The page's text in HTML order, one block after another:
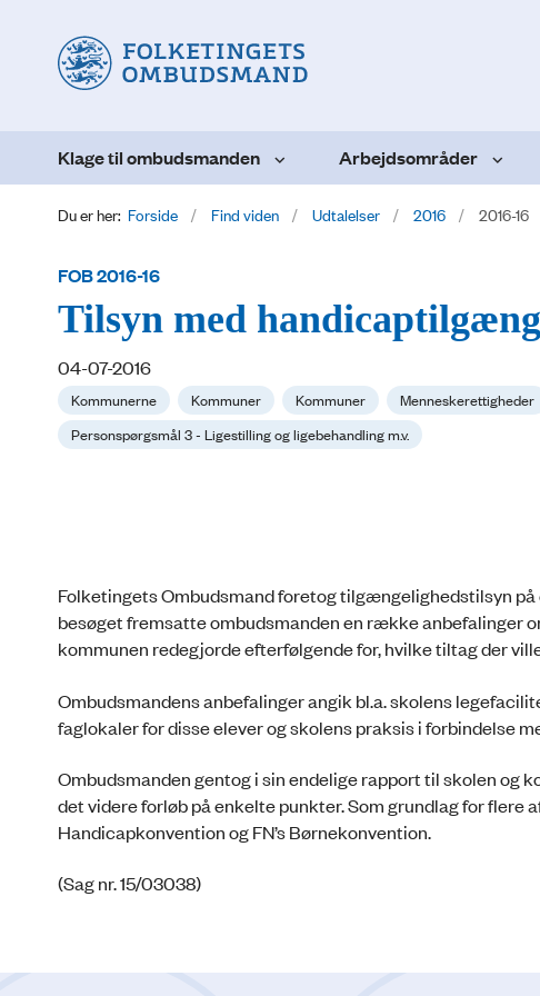
Klage til ombudsmanden Arbejdsområder
Du er her: Forside Find viden Udtalelser 2016 2016-16
FOB 2016-16
Tilsyn med
04-07-2016
Kommunerne Kommuner Kommuner Menneskerettigheder
Personspørgsmål 3 - Ligestilling og ligebehandling m.v.
Folketingets Ombudsmand foretog tilgængelighedstilsyn
besøget fremsatte ombudsmanden en række anbefalinger
kommunen redegjorde efterfølgende for, hvilke tiltag der
Ombudsmandens anbefalinger angik bl.a. skolens
faglokaler for disse elever og skolens praksis i forbindelse
Ombudsmanden gentog i sin endelige rapport til skolen og
det videre forløb på enkelte punkter. Som grundlag for flere
Handicapkonvention og FN’s Børnekonvention.
(Sag nr. 15/03038)